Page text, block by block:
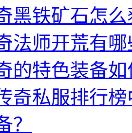
黑铁矿石怎
法师开荒有
的特色装备
奇私服排行
？